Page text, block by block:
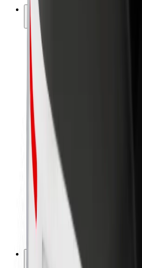
Spoločnosť
Udržateľnosť v spoločnosti Bolt
Projekt Zero
Blog
Novinky
Smernice pre značku
Naša vízia
Vzťahy s investormi
Vedenie spoločnosti
Mestský fond